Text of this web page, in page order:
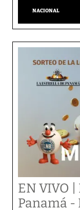
NACIONAL
EN VIVO
Panamá -